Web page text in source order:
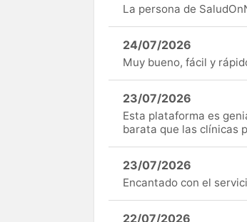
La persona de
24/07/2026
Muy bueno, fácil y
23/07/2026
Esta plataforma es
barata que las clínicas
23/07/2026
Encantado con el
22/07/2026